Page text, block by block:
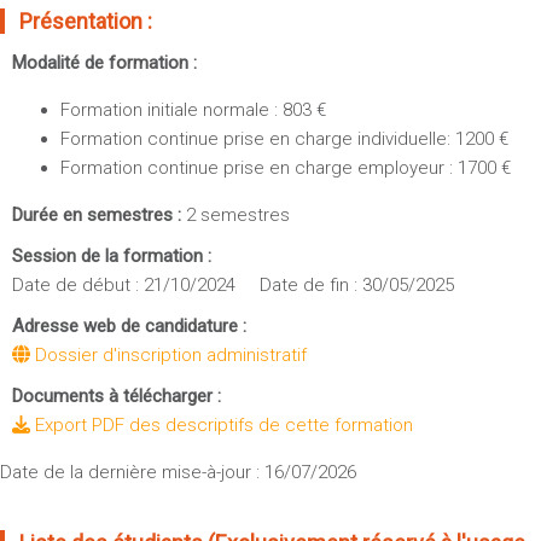
Sportives)
GEP (Génie Electrique des Procédés - Département composante)
Informatique (Département Composante)
Plan et accès
Intranet des personnels
Moodle
Messagerie
Stage et emploi
Portefeuille d'Expériences et
de Compétences
Fermer
Présentation :
Modalité de formation :
Formation initiale normale : 803 €
Formation continue prise en charge individuelle: 1200 €
Formation continue prise en charge employeur : 1700 €
Durée en semestres : 2 semestres
Session de la formation :
Date de début : 21/10/2024 Date de fin : 30/05/2025
Adresse web de candidature :
Dossier d'inscription administratif
Documents à télécharger :
Export PDF des descriptifs de cette formation
Date de la dernière mise-à-jour : 16/07/2026